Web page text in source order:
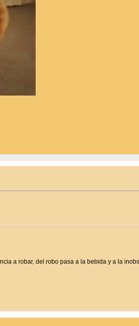
a robar, del robo pasa a la bebida y a la